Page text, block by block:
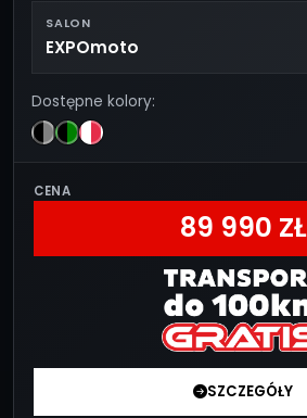
SALON
EXPOmoto
Dostępne kolory:
CENA
89 990 ZŁ
SZCZEGÓŁY